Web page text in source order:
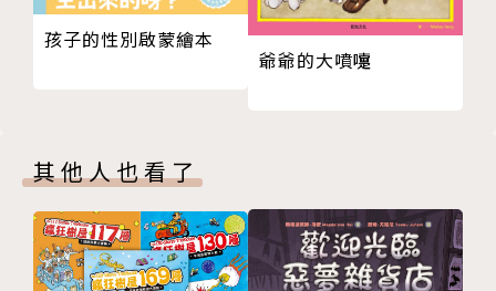
會橫向觀察歷史的樂趣。
「歷史本身是迷人的劇本，而漫畫，絕對是最能讓枯燥
的文件檔案，成為一段段生動演釋、讓讀者身歷其境的
呈現方式。這套世界史，除了影響大格局的史詩，也有
最令人讚嘆的細節。」
孩子的性別啟蒙繪本
爺爺的大噴嚏
其他人也看了